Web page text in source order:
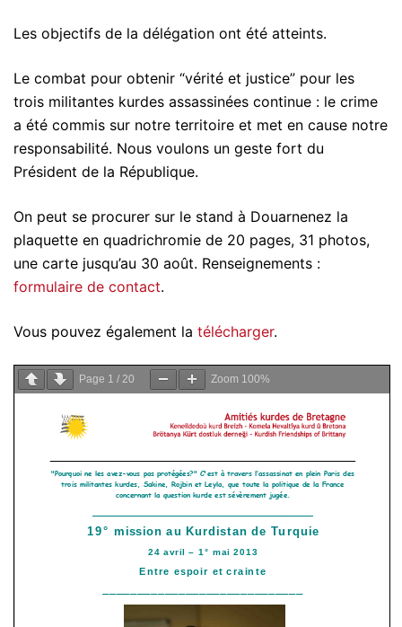
Les objectifs de la délégation ont été atteints.
Le combat pour obtenir “vérité et justice” pour les
trois militantes kurdes assassinées continue : le crime
a été commis sur notre territoire et met en cause notre
responsabilité. Nous voulons un geste fort du
Président de la République.
On peut se procurer sur le stand à Douarnenez la
plaquette en quadrichromie de 20 pages, 31 photos,
une carte jusqu’au 30 août. Renseignements :
formulaire de contact.
Vous pouvez également la télécharger.
Page 1 / 20 Zoom 100%